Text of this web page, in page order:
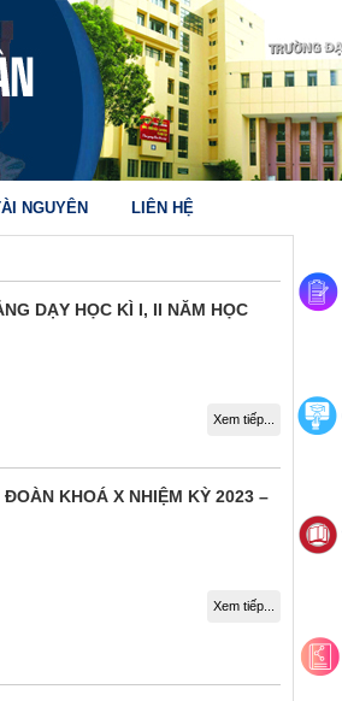
NGUYÊN LIÊN HỆ
DẠY HỌC KÌ I, II NĂM HỌC
Xem tiếp...
KHOÁ X NHIỆM KỲ 2023 –
Xem tiếp...